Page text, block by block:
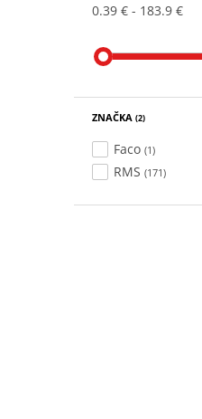
0.39 € 183.9 €
ZNAČKA (2)
Faco (1)
RMS (171)